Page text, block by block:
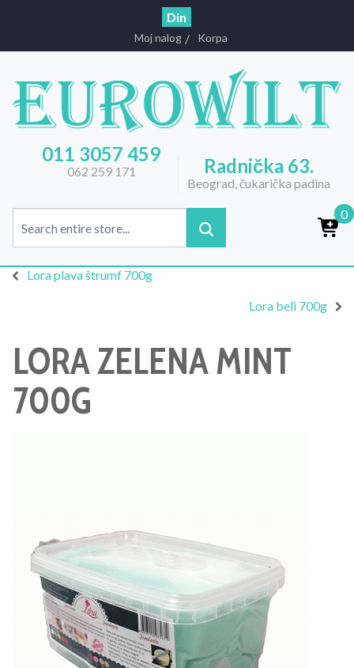
Din
Moj nalog Korpa
011 3057 459
062 259 171 Radnička 63.
Beograd, čukarička padina
0
Lora plava štrumf 700g
Lora beli 700g
LORA ZELENA MINT
700G